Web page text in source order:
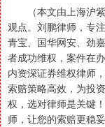
（本文由上海沪紫
观点。刘鹏律师，专
青宝、国华网安、劲
者成功维权，案件在
内资深证券维权律师
索赔策略高效，为投
权，选对律师是关键
师，让您的索赔更稳